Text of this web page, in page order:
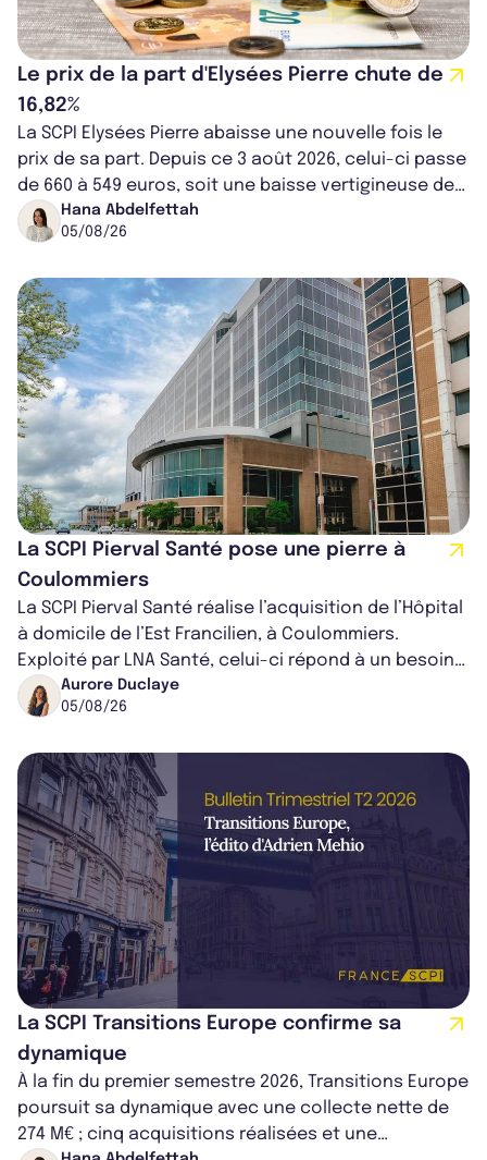
Le prix de la part d'Elysées Pierre chute de
16,82%
La SCPI Elysées Pierre abaisse une nouvelle fois le
prix de sa part. Depuis ce 3 août 2026, celui-ci passe
de 660 à 549 euros, soit une baisse vertigineuse de
16,82%. Cette nouvell...
Hana Abdelfettah
05/08/26
La SCPI Pierval Santé pose une pierre à
Coulommiers
La SCPI Pierval Santé réalise l’acquisition de l’Hôpital
à domicile de l’Est Francilien, à Coulommiers.
Exploité par LNA Santé, celui-ci répond à un besoin
médical croissant, qui s...
Aurore Duclaye
05/08/26
La SCPI Transitions Europe confirme sa
dynamique
À la fin du premier semestre 2026, Transitions Europe
poursuit sa dynamique avec une collecte nette de
274 M€ ; cinq acquisitions réalisées et une